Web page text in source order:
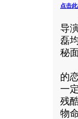
点击
导
磊
秘
《
的
一
残
物